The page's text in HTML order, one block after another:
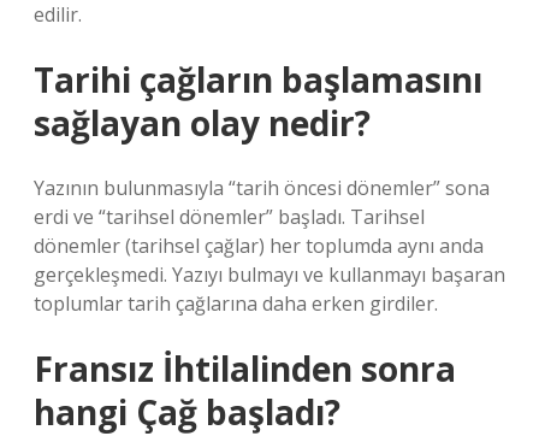
edilir.
Tarihi çağların başlamasını
sağlayan olay nedir?
Yazının bulunmasıyla “tarih öncesi dönemler” sona
erdi ve “tarihsel dönemler” başladı. Tarihsel
dönemler (tarihsel çağlar) her toplumda aynı anda
gerçekleşmedi. Yazıyı bulmayı ve kullanmayı başaran
toplumlar tarih çağlarına daha erken girdiler.
Fransız İhtilalinden sonra
hangi Çağ başladı?